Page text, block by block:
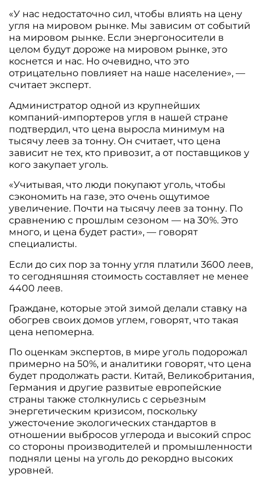
«У нас недостаточно сил, чтобы влиять на цену
угля на мировом рынке. Мы зависим от событий
на мировом рынке. Если энергоносители в
целом будут дороже на мировом рынке, это
коснется и нас. Но очевидно, что это
отрицательно повлияет на наше население», —
считает эксперт.
Администратор одной из крупнейших
компаний-импортеров угля в нашей стране
подтвердил, что цена выросла минимум на
тысячу леев за тонну. Он считает, что цена
зависит не тех, кто привозит, а от поставщиков у
кого закупает уголь.
«Учитывая, что люди покупают уголь, чтобы
сэкономить на газе, это очень ощутимое
увеличение. Почти на тысячу леев за тонну. По
сравнению с прошлым сезоном — на 30%. Это
много, и цена будет расти», — говорят
специалисты.
Если до сих пор за тонну угля платили 3600 леев,
то сегодняшняя стоимость составляет не менее
4400 леев.
Граждане, которые этой зимой делали ставку на
обогрев своих домов углем, говорят, что такая
цена непомерна.
По оценкам экспертов, в мире уголь подорожал
примерно на 50%, и аналитики говорят, что цена
будет продолжать расти. Китай, Великобритания,
Германия и другие развитые европейские
страны также столкнулись с серьезным
энергетическим кризисом, поскольку
ужесточение экологических стандартов в
отношении выбросов углерода и высокий спрос
со стороны производителей и промышленности
подняли цены на уголь до рекордно высоких
уровней.